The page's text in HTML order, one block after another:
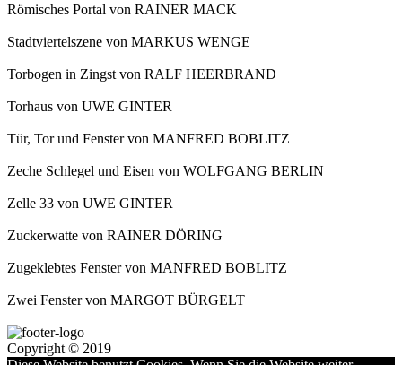
Römisches Portal von RAINER MACK
Stadtviertelszene von MARKUS WENGE
Torbogen in Zingst von RALF HEERBRAND
Torhaus von UWE GINTER
Tür, Tor und Fenster von MANFRED BOBLITZ
Zeche Schlegel und Eisen von WOLFGANG BERLIN
Zelle 33 von UWE GINTER
Zuckerwatte von RAINER DÖRING
Zugeklebtes Fenster von MANFRED BOBLITZ
Zwei Fenster von MARGOT BÜRGELT
Copyright © 2019